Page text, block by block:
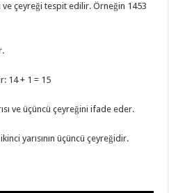
ve çeyreği tespit edilir. Örneğin 1453
14 + 1 = 15
ve üçüncü çeyreğini ifade eder.
yarısının üçüncü çeyreğidir.